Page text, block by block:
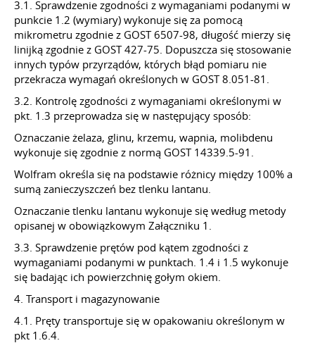
3.1. Sprawdzenie zgodności z wymaganiami podanymi w
punkcie 1.2 (wymiary) wykonuje się za pomocą
mikrometru zgodnie z GOST 6507-98, długość mierzy się
linijką zgodnie z GOST 427-75. Dopuszcza się stosowanie
innych typów przyrządów, których błąd pomiaru nie
przekracza wymagań określonych w GOST 8.051-81.
3.2. Kontrolę zgodności z wymaganiami określonymi w
pkt. 1.3 przeprowadza się w następujący sposób:
Oznaczanie żelaza, glinu, krzemu, wapnia, molibdenu
wykonuje się zgodnie z normą GOST 14339.5-91.
Wolfram określa się na podstawie różnicy między 100% a
sumą zanieczyszczeń bez tlenku lantanu.
Oznaczanie tlenku lantanu wykonuje się według metody
opisanej w obowiązkowym Załączniku 1.
3.3. Sprawdzenie prętów pod kątem zgodności z
wymaganiami podanymi w punktach. 1.4 i 1.5 wykonuje
się badając ich powierzchnię gołym okiem.
4. Transport i magazynowanie
4.1. Pręty transportuje się w opakowaniu określonym w
pkt 1.6.4.